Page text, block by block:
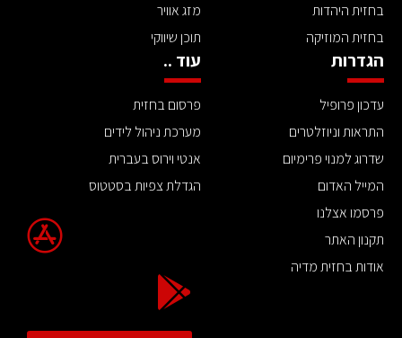
בחזית היהדות
בחזית המוזיקה
מזג אוויר
תוכן שיווקי
הגדרות
עדכון פרופיל
התראות וניוזלטרים
שדרוג למנוי פרימיום
המייל האדום
פרסמו אצלנו
תקנון האתר
אודות בחזית מדיה
עוד ..
פרסום בחזית
מערכת ניהול לידים
אנטי וירוס בעברית
הגדלת צפיות בסטטוס